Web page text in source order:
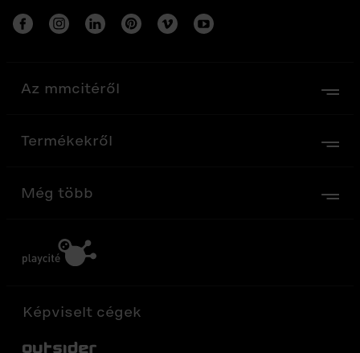
Az mmcitéről
Termékekről
Még több
Képviselt cégek
Out-Sider